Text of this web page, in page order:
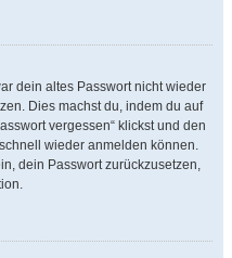
dein altes Passwort nicht wieder
Dies machst du, indem du auf
vergessen“ klickst und den
wieder anmelden können.
dein Passwort zurückzusetzen,